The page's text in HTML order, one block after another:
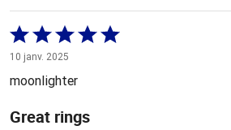
Coté
5 sur
10 janv. 2025
moonlighter
Great rings